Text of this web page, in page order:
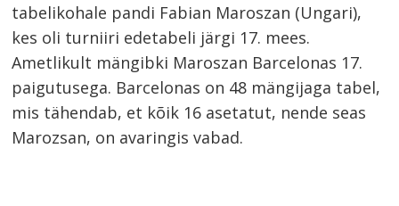
tabelikohale pandi Fabian Maroszan (Ungari),
kes oli turniiri edetabeli järgi 17. mees.
Ametlikult mängibki Maroszan Barcelonas 17.
paigutusega. Barcelonas on 48 mängijaga tabel,
mis tähendab, et kõik 16 asetatut, nende seas
Marozsan, on avaringis vabad.